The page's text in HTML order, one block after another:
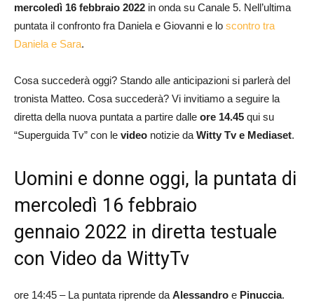
mercoledì 16 febbraio 2022 in onda su Canale 5. Nell’ultima
puntata il confronto fra Daniela e Giovanni e lo scontro tra
Daniela e Sara.
Cosa succederà oggi? Stando alle anticipazioni si parlerà del
tronista Matteo. Cosa succederà? Vi invitiamo a seguire la
diretta della nuova puntata a partire dalle ore 14.45 qui su
“Superguida Tv” con le video notizie da Witty Tv e Mediaset.
Uomini e donne oggi, la puntata di
mercoledì 16 febbraio
gennaio 2022 in diretta testuale
con Video da WittyTv
ore 14:45 – La puntata riprende da Alessandro e Pinuccia.